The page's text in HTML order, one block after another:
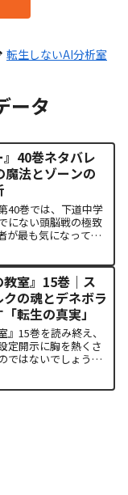
転生しないAI分析室
ータ
』40巻ネタバレ
魔法とゾーンの
40巻では、下道中学
にない頭脳戦の極致
が最も気になってい
「14年前の魔法（呪
...
教室』15巻｜ス
の魂とデネボラ
転生の真実」
』15巻を読み終え、
定開示に胸を熱くさ
ではないでしょう